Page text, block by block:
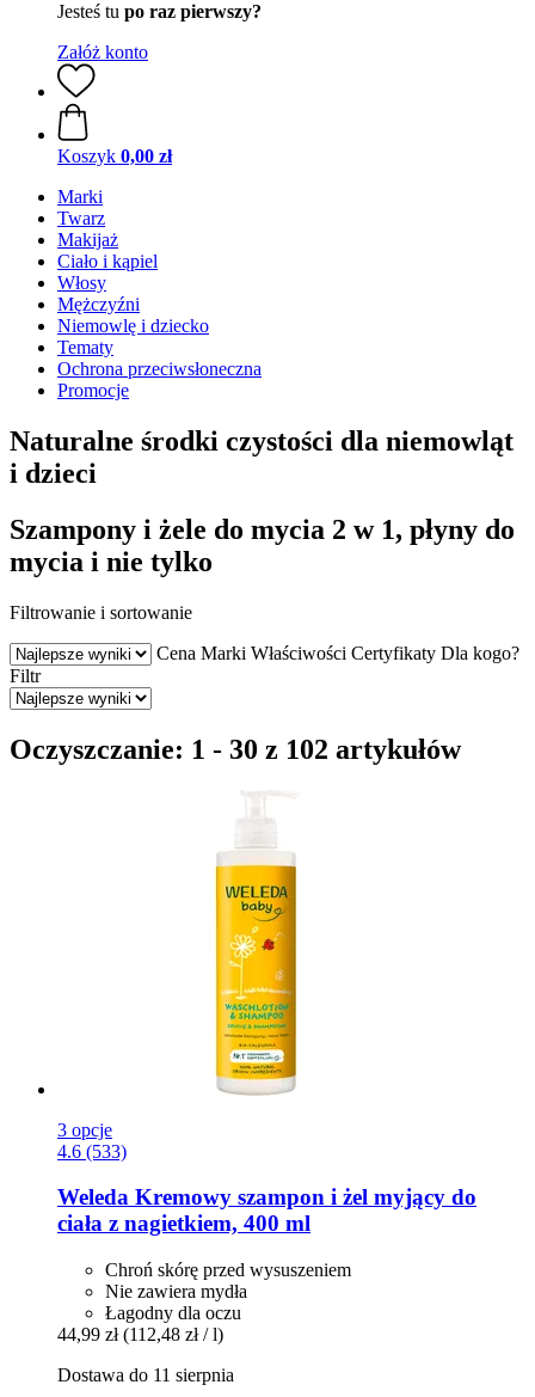
Jesteś tu po raz pierwszy?
Załóż konto
Koszyk 0,00 zł
Marki
Twarz
Makijaż
Ciało i kąpiel
Włosy
Mężczyźni
Niemowlę i dziecko
Tematy
Ochrona przeciwsłoneczna
Promocje
Naturalne środki czystości dla niemowląt
i dzieci
Szampony i żele do mycia 2 w 1, płyny do
mycia i nie tylko
Filtrowanie i sortowanie
Cena Marki Właściwości Certyfikaty Dla kogo?
Filtr
Oczyszczanie: 1 - 30 z 102 artykułów
3 opcje
4.6 (533)
Weleda Kremowy szampon i żel myjący do
ciała z nagietkiem, 400 ml
Chroń skórę przed wysuszeniem
Nie zawiera mydła
Łagodny dla oczu
44,99 zł (112,48 zł / l)
Dostawa do 11 sierpnia